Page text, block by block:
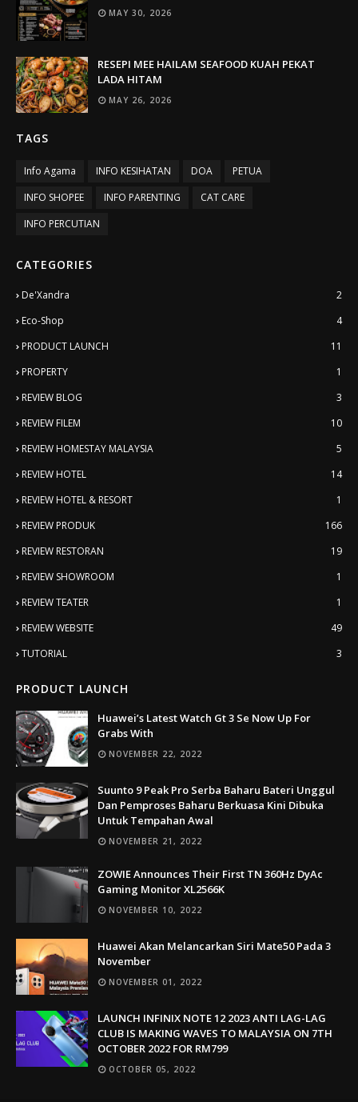
MAY 30, 2026
RESEPI MEE HAILAM SEAFOOD KUAH PEKAT
LADA HITAM
MAY 26, 2026
TAGS
Info Agama INFO KESIHATAN DOA
PETUA
INFO SHOPEE
INFO PARENTING
CAT CARE
INFO PERCUTIAN
CATEGORIES
De'Xandra
2
Eco-Shop
4
PRODUCT LAUNCH
11
PROPERTY
1
REVIEW BLOG
3
REVIEW FILEM
10
REVIEW HOMESTAY MALAYSIA
5
REVIEW HOTEL
14
REVIEW HOTEL & RESORT
1
REVIEW PRODUK
166
REVIEW RESTORAN
19
REVIEW SHOWROOM
1
REVIEW TEATER
1
REVIEW WEBSITE
49
TUTORIAL
3
PRODUCT LAUNCH
Huawei’s Latest Watch Gt 3 Se Now Up For
Grabs With
NOVEMBER 22, 2022
Suunto 9 Peak Pro Serba Baharu Bateri Unggul
Dan Pemproses Baharu Berkuasa Kini Dibuka
Untuk Tempahan Awal
NOVEMBER 21, 2022
ZOWIE Announces Their First TN 360Hz DyAc
Gaming Monitor XL2566K
NOVEMBER 10, 2022
Huawei Akan Melancarkan Siri Mate50 Pada 3
November
NOVEMBER 01, 2022
LAUNCH INFINIX NOTE 12 2023 ANTI LAG-LAG
CLUB IS MAKING WAVES TO MALAYSIA ON 7TH
OCTOBER 2022 FOR RM799
OCTOBER 05, 2022